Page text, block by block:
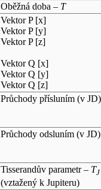
Oběžná doba – T
Vektor P [x]
Vektor P [y]
Vektor P [z]
Vektor Q [x]
Vektor Q [y]
Vektor Q [z]
Průchody přísluním (v JD)
Průchody odsluním (v JD)
Tisserandův parametr – TJ
(vztažený k Jupiteru)